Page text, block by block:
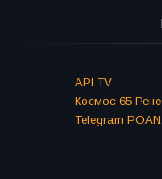
API TV
Космос 65
Telegram